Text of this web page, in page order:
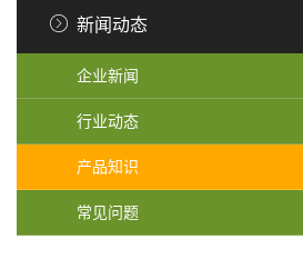
新闻动态
企业新闻
行业动态
产品知识
常见问题